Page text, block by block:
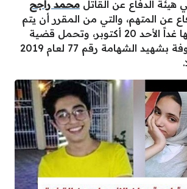
هيئة الدفاع عن القاتل محمد راجح
عن المتهم، والتي من المقرر أن يتم
عقد أولى جلساتها غداً الأحد 20 أكتوبر، وتحمل قضية
مقتل البنا المعروفة بشهيد الشهامة رقم 77 لعام 2019